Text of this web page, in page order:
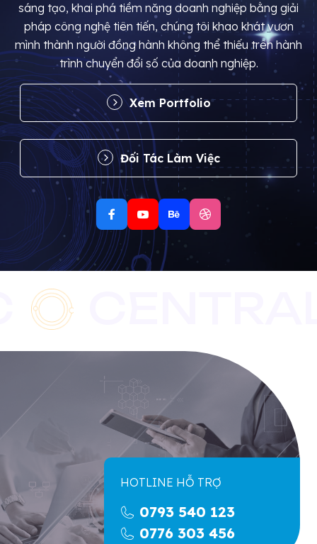
sáng tạo, khai phá tiềm năng doanh nghiệp bằng giải
pháp công nghệ tiên tiến, chúng tôi khao khát vươn
mình thành người đồng hành không thể thiếu trên hành
trình chuyển đổi số của doanh nghiệp.
Xem Portfolio
Đối Tác Làm Việc
CENTRALA
HOTLINE HỖ TRỢ
0793 540 123
0776 303 456